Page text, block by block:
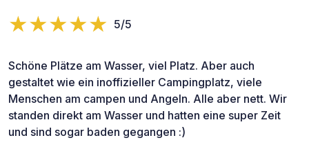
5/5
Schöne Plätze am Wasser, viel Platz. Aber auch
gestaltet wie ein inoffizieller Campingplatz, viele
Menschen am campen und Angeln. Alle aber nett. Wir
standen direkt am Wasser und hatten eine super Zeit
und sind sogar baden gegangen :)